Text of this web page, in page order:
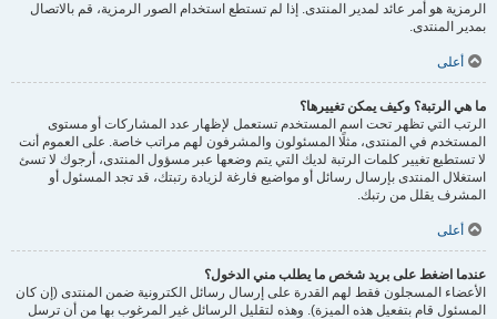
الرمزية هو أمر عائد لمدير المنتدى. إذا لم تستطع استخدام الصور الرمزية، قم بالاتصال
بمدير المنتدى.
أعلى
ما هي الرتبة؟ وكيف يمكن تغييرها؟
الرتب التي تظهر تحت اسم المستخدم تستعمل لإظهار عدد المشاركات أو مستوى
المستخدم في المنتدى، مثلًا المسئولون والمشرفون لهم مراتب خاصة. على العموم أنت
لا تستطيع تغيير كلمات الرتبة لديك التي يتم وضعها عبر مسؤول المنتدى، أرجوك لا تسئ
استغلال المنتدى بإرسال رسائل أو مواضيع فارغة لزيادة رتبتك، قد تجد المسئول أو
المشرف يقلل من رتبك.
أعلى
عندما اضغط على بريد شخص ما يطلب مني الدخول؟
الأعضاء المسجلون فقط لهم القدرة على إرسال رسائل الكترونية ضمن المنتدى (إن كان
المسئول قام بتفعيل هذه الميزة). وهذه لتقليل الرسائل غير المرغوب بها من أن ترسل